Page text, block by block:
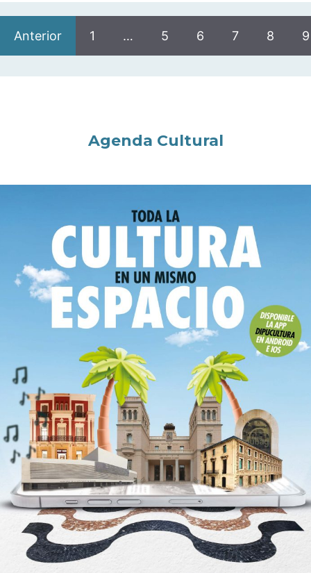
Anterior 1 … 5 6 7 8 9
Agenda Cultural